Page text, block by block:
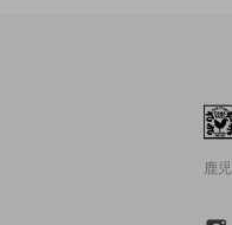
鹿